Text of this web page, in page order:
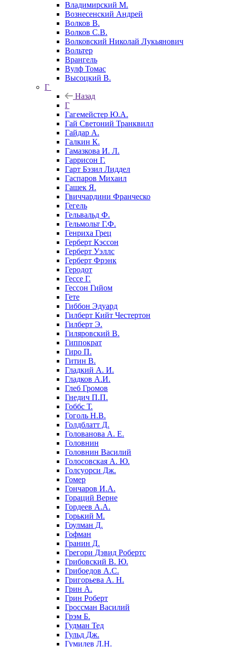
Владимирский М.
Вознесенский Андрей
Волков В.
Волков С.В.
Волковский Николай Лукьянович
Вольтер
Врангель
Вулф Томас
Высоцкий В.
Г
Назад
Г
Гагемейстер Ю.А.
Гай Светоний Транквилл
Гайдар А.
Галкин К.
Гамазкова И. Л.
Гаррисон Г.
Гарт Бэзил Лиддел
Гаспаров Михаил
Гашек Я.
Гвиччардини Франческо
Гегель
Гельвальд Ф.
Гельмольт Г.Ф.
Генриха Грец
Герберт Кэссон
Герберт Уэллс
Герберт Фрэнк
Геродот
Гессе Г.
Гессон Гийом
Гете
Гиббон Эдуард
Гилберт Кийт Честертон
Гилберт Э.
Гиляровский В.
Гиппократ
Гиро П.
Гитин В.
Гладкий А. И.
Гладков А.И.
Глеб Громов
Гнедич П.П.
Гоббс Т.
Гоголь Н.В.
Голдблатт Д.
Голованова А. Е.
Головнин
Головнин Василий
Голосовская А. Ю.
Голсуорси Дж.
Гомер
Гончаров И.А.
Гораций Верне
Гордеев А.А.
Горький М.
Гоулман Д.
Гофман
Гранин Д.
Грегори Дэвид Робертс
Грибовский В. Ю.
Грибоедов А.С.
Григорьева А. Н.
Грин А.
Грин Роберт
Гроссман Василий
Грэм Б.
Гудман Тед
Гульд Дж.
Гумилев Л.Н.